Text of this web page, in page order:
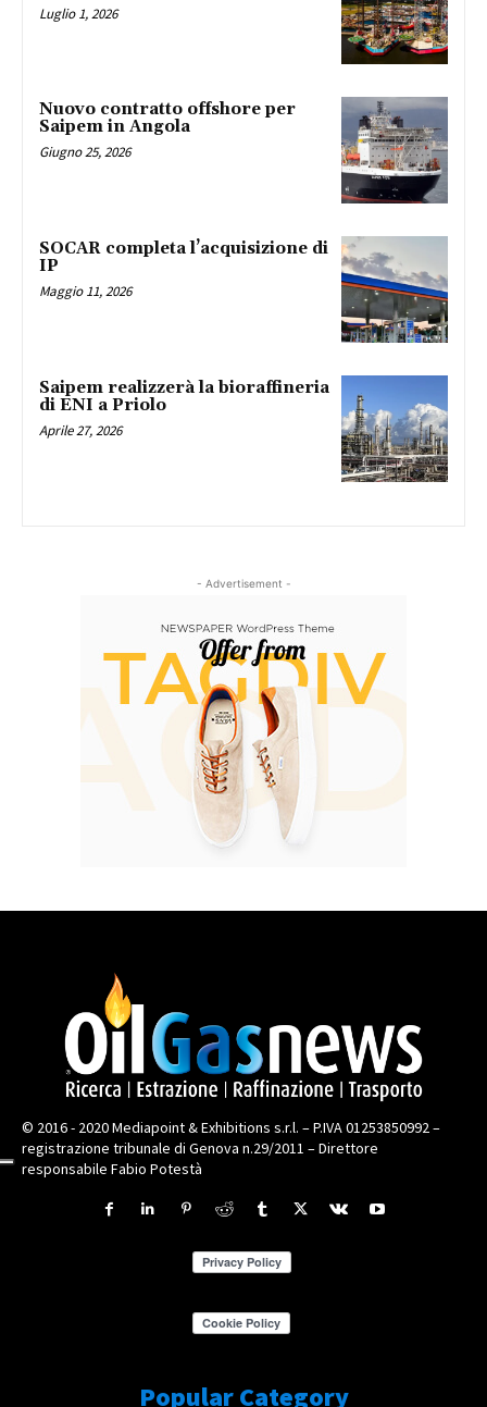
Luglio 1, 2026
Nuovo contratto offshore per
Saipem in Angola
Giugno 25, 2026
SOCAR completa l’acquisizione di
IP
Maggio 11, 2026
Saipem realizzerà la bioraffineria
di ENI a Priolo
Aprile 27, 2026
- Advertisement -
© 2016 - 2020 Mediapoint & Exhibitions s.r.l. – P.IVA 01253850992 –
registrazione tribunale di Genova n.29/2011 – Direttore
responsabile Fabio Potestà
Popular Category